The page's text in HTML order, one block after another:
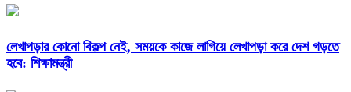
লেখাপড়ার কোনো বিকল্প নেই, সময়কে কাজে লাগিয়ে লেখাপড়া করে দেশ গড়তে
হবে: শিক্ষামন্ত্রী